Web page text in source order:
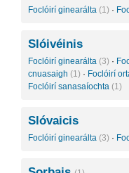
Foclóirí ginearálta (1) ·
Slóivéinis
Foclóirí ginearálta (3) ·
cnuasaigh (1) · Foclóirí
Foclóirí sanasaíochta (1)
Slóvaicis
Foclóirí ginearálta (3) ·